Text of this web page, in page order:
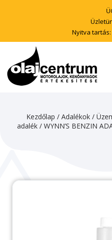
Nyitva tartás:
Kezdőlap / Adalékok /
adalék/ WYNN’S BENZIN